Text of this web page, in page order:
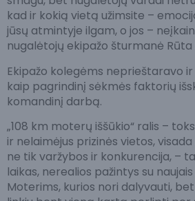
kad ir kokią vietą užimsite –
jūsų atmintyje ilgam, o jos –
nugalėtojų ekipažo šturmanė Rūta
Ekipažo kolegėms neprieštaravo
kaip pagrindinį sėkmės faktorių
komandinį darbą.
„108 km moterų iššūkio“ ralis –
ir nelaimėjus prizinės vietos,
ne tik varžybos ir konkurencija, –
laikas, nerealios pažintys su
Moterims, kurios nori dalyvauti,